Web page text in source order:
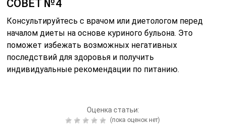
СОВЕТ №4
Консультируйтесь с врачом или диетологом перед
началом диеты на основе куриного бульона. Это
поможет избежать возможных негативных
последствий для здоровья и получить
индивидуальные рекомендации по питанию.
Оценка статьи:
(пока оценок нет)